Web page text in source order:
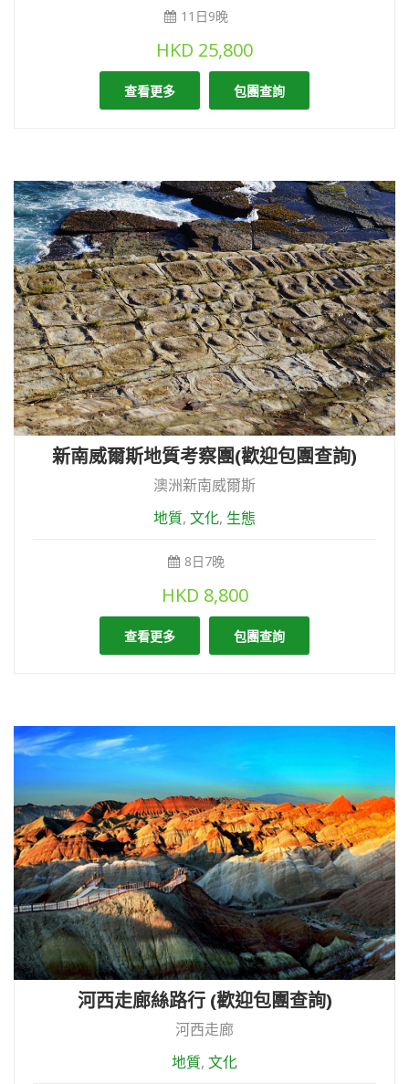
11日9晚
HKD 25,800
查看更多 包團查詢
新南威爾斯地質考察團(歡迎包團查詢)
澳洲新南威爾斯
地質, 文化, 生態
8日7晚
HKD 8,800
查看更多 包團查詢
河西走廊絲路行 (歡迎包團查詢)
河西走廊
地質, 文化